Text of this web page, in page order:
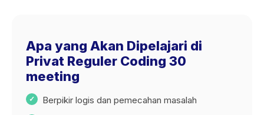
Apa yang Akan Dipelajari di
Privat Reguler Coding 30
meeting
Berpikir logis dan pemecahan masalah